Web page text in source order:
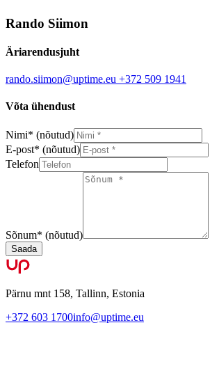
Rando Siimon
Äriarendusjuht
rando.siimon@uptime.eu +372 509 1941
Võta ühendust
Nimi* (nõutud)
E-post* (nõutud)
Telefon
Sõnum* (nõutud)
Saada
Pärnu mnt 158, Tallinn, Estonia
+372 603 1700info@uptime.eu